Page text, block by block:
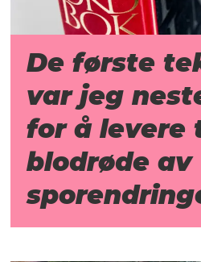
De første
var jeg
for å levere
blodrøde av